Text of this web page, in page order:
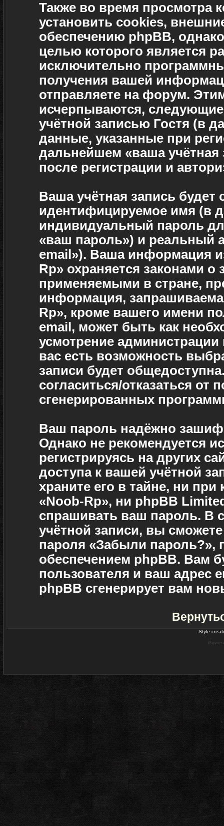
Также во время просмотра
установить cookies,
обеспечению phpBB,
целью которого является
исключительно
получения вашей
отправляете на форум.
исчерпываются,
учётной записью Гостя (в
данные, указанные при
дальнейшем «ваша
после регистрации и
Ваша учётная запись
идентифицируемое имя (в
индивидуальный пароль
«ваш пароль») и реальный
email»). Ваша информация
Rp» охраняется законами
применяемыми в стране,
информация,
Rp», кроме вашего имени
email, может быть как
усмотрение
вас есть возможность
записи будет
согласиться/отказаться
сгенерированных
Ваш пароль надёжно
Однако не рекомендуется
регистрируясь на других
доступа к вашей учётной
храните его в тайне, ни при
«Noob-Rp», ни phpBB
спрашивать ваш пароль. В
учётной записи, вы
пароля «Забыли пароль?»,
обеспечением phpBB. Вам
пользователя и ваш адрес
phpBB сгенерирует вам
Style